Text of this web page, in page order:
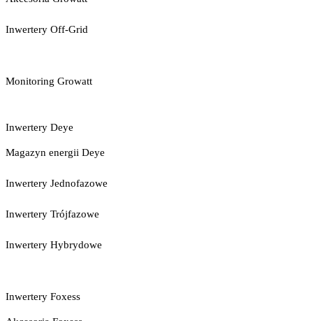
Inwertery Off-Grid
Monitoring Growatt
Inwertery Deye
Magazyn energii Deye
Inwertery Jednofazowe
Inwertery Trójfazowe
Inwertery Hybrydowe
Inwertery Foxess